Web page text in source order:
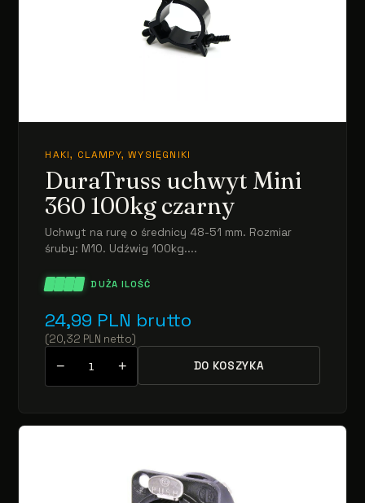
HAKI, CLAMPY, WYSIĘGNIKI
DuraTruss uchwyt Mini
360 100kg czarny
Uchwyt na rurę o średnicy 48-51 mm. Rozmiar
śruby: M10. Udźwig 100kg....
DUŻA ILOŚĆ
24,99 PLN brutto
(20,32 PLN netto)
− + DO KOSZYKA